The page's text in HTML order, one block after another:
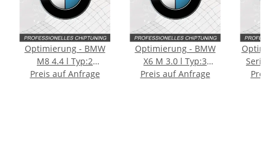
Optimierung - BMW
M8 4.4 l Typ:2
generation (G14. G15.
Preis auf Anfrage
Optimierung - BMW
X6 M 3.0 l Typ:3
generation (G06)
Preis auf Anfrage